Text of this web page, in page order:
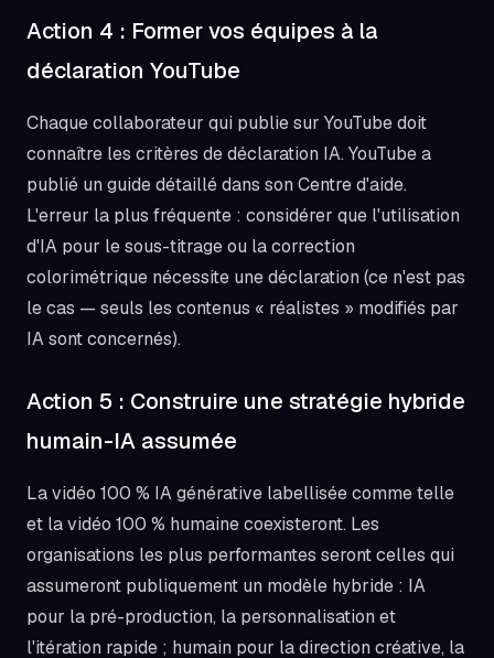
Action 4 : Former vos équipes à la
déclaration YouTube
Chaque collaborateur qui publie sur YouTube doit
connaître les critères de déclaration IA. YouTube a
publié un guide détaillé dans son Centre d'aide.
L'erreur la plus fréquente : considérer que l'utilisation
d'IA pour le sous-titrage ou la correction
colorimétrique nécessite une déclaration (ce n'est pas
le cas — seuls les contenus « réalistes » modifiés par
IA sont concernés).
Action 5 : Construire une stratégie hybride
humain-IA assumée
La vidéo 100 % IA générative labellisée comme telle
et la vidéo 100 % humaine coexisteront. Les
organisations les plus performantes seront celles qui
assumeront publiquement un modèle hybride : IA
pour la pré-production, la personnalisation et
l'itération rapide ; humain pour la direction créative, la